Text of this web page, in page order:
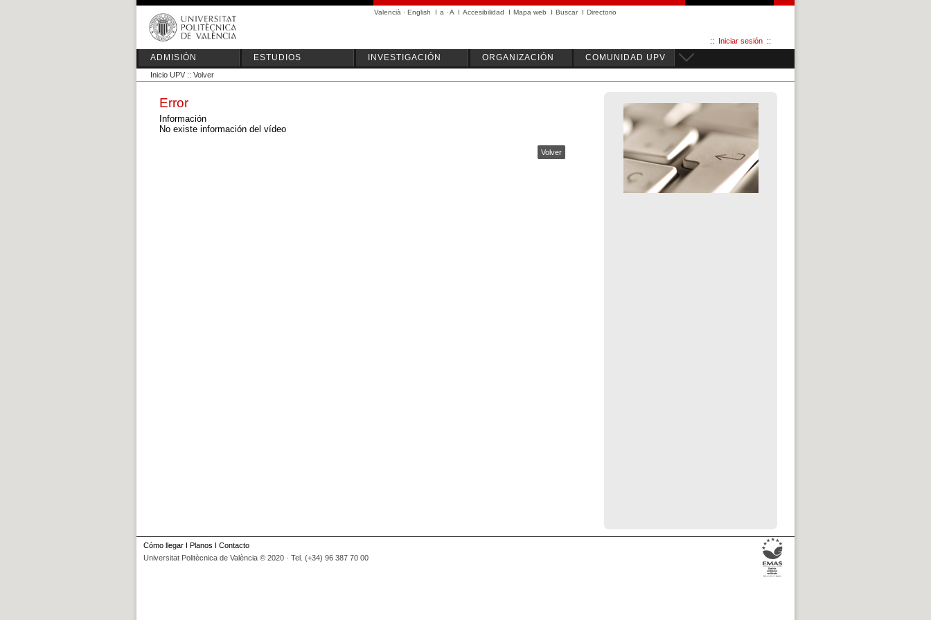
Valencià · English I a ·A I Accesibilidad I Mapa web I Buscar I Directorio
:: Iniciar sesión ::
ADMISIÓN ESTUDIOS INVESTIGACIÓN ORGANIZACIÓN COMUNIDAD UPV
Inicio UPV :: Volver
Error
Información
No existe información del vídeo
Volver
Cómo llegar I Planos I Contacto
Universitat Politècnica de València © 2020 · Tel. (+34) 96 387 70 00